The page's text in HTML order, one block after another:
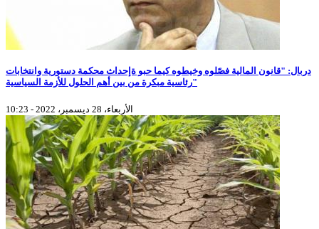
دربال: "قانون المالية فصّلوه وخيطوه كيما حبو ةإحداث محكمة دستورية وانتخابات
رئاسية مبكرة من بين أهم الحلول للأزمة السياسية"
الأربعاء، 28 ديسمبر، 2022 - 10:23